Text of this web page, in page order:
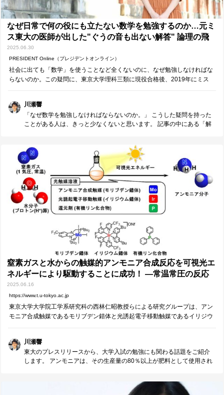
と比較しても、この学部で何を得たいのか―― そんな視点から考えて
みるのも、とても価値のあるプロセスではないでしょうか。
なぜ日常で何の役にも立たない数学を勉強するのか…元ミ
ス東大の医師が出した"ぐうの音も出ない解答" 論理の飛
躍が許されない世界で自分の思考回路を説明する
2025.06.30
PRESIDENT Online（プレジデントオンライン）
社会に出ても「数学」を使うことなど全くないのに、なぜ勉強しなければな
らないのか。この疑問に、東京大学理科三類に現役合格後、2019年にミス
川瀬響
「なぜ数学を勉強しなければならないのか。」 こうした疑問を持った
ことがある人は、きっと少なくないと思います。 記事の中にある「解
共感します。 私自身も授業中、生徒に対して「答えが合っているかだ
けでなく、その過程を自分の言葉で説明できることが大切だよ」とよ
く伝えています。 問題の意図を読み取り、解法を発想し、 解答に至る
までのプロセスを丁寧にたどり、 それを相手に伝わるように説明する
── こうした力は、社会に出てからも大いに役立ちます。 社会人とし
て働く中で、課題を分析し、解決策を考え、 順序立てて行動し、成果
や考えをわかりやすく伝える場面は少なくありません。 もちろん、数
学の内容そのものにおもしろさを感じられれば、それは素晴らしいこ
とです。 でも、そうでないとしても、「社会で活躍するためのトレー
ニング」と捉えられたら、 学びへの姿勢もきっと前向きになれると思
窒素ガスと水からの触媒的アンモニア合成反応を可視光エ
ネルギーにより駆動することに成功！ ―常温常圧の反応
条件下でのグリーンアンモニア合成法のさきがけ―
2025.06.16
https://www.t.u-tokyo.ac.jp
東京大学大学院工学系研究科の西林仁昭教授らによる研究グループは、アン
モニア合成触媒であるモリブデン錯体と光誘起電子移動触媒であるイリジウ
川瀬響
東大のプレスリリースから、大学入試の勉強にも関わる話題をご紹介
します。 アンモニアは、その生産量の80％以上が肥料として使用され
リーンエネルギーとしても注目されています。 （東大化学の入試問題